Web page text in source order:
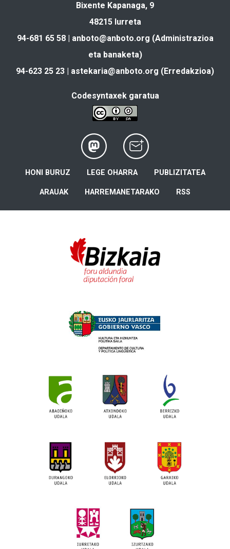
Bixente Kapanaga, 9
48215 Iurreta
94-681 65 58 | anboto@anboto.org (Administrazioa
eta banaketa)
94-623 25 23 | astekaria@anboto.org (Erredakzioa)
Codesyntaxek garatua
HONI BURUZ LEGE OHARRA PUBLIZITATEA
ARAUAK HARREMANETARAKO RSS